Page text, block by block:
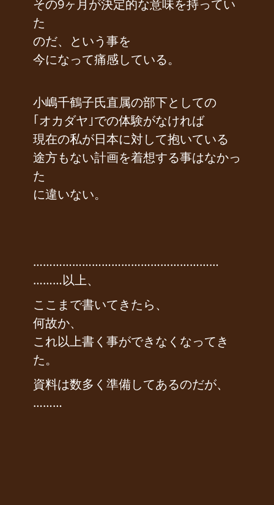
その9ヶ月が決定的な意味を持ってい
た
のだ、という事を
今になって痛感している。
小嶋千鶴子氏直属の部下としての
｢オカダヤ｣での体験がなければ
現在の私が日本に対して抱いている
途方もない計画を着想する事はなかっ
た
に違いない。
…………………………………………………
………以上、
ここまで書いてきたら、
何故か、
これ以上書く事ができなくなってき
た。
資料は数多く準備してあるのだが、
………